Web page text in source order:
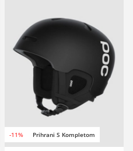
-11% Prihrani S Kompletom